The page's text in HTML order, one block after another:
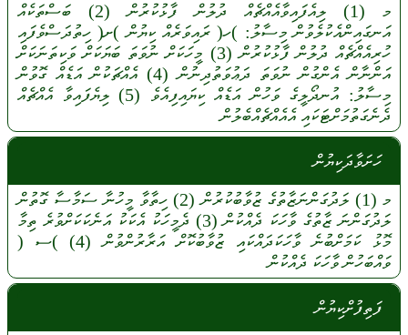
މ (1) ލިއެފައިވާއެއްޗެއް ދުލުންފާޅުކުރުން (2)
ބަސްތަކެއް
އަނގައިންއެކުލެވުންމިސާލު: )ހ( ރައިވަރެއްކިޔުން )ށ( ހިތުދަސްވެފައި
ހުރިއެއްޗެއް ދުލުންފާޅުކުރުން (3) މީހަކަށް ނުވަތަ ބަޔަކަށްވަކިތަނަކަށް
އަންނާންއެންގުންނުވަތަ ދަޢުވަތުދިނުން (4) އެއްޗަކުންއަޑެއްގޮވުން
މިސާލު: އުނދޯލީގެވަހުންއަޑެއްކިޔައިފިއެވެ (5) ލިޔެފައިވާއެއްޗެއް
ދެނެގަތުމަށްޓަކައިއެއެއްޗެއްބެލުން
ހަށަވާދަކިޔުން
މ (1) ލަދުގަންނަޒާތުގެޒުވާބުކުރުން (2) ހިތާވާ މީހުނާސަމާސާގޮތުން
ލަދުގަންނަ ޒާތުގެވާހަކަ ދެއްކުން(3) ދެމީހަކުއެކަކުއަނެކަކަށްވުރެ ތިމާ
މޮޅުކަމަށްބުނެވާހަކަދައްކައިޒުވާބުކޮށްއަރާރުންވުން (4)
)ސ (
ވައްބަހުންވާހަކަ ދެއްކުން
ފަތިފުށްކިޔުން